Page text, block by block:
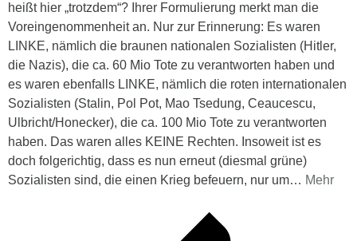
heißt hier „trotzdem“? Ihrer Formulierung merkt man die
Voreingenommenheit an. Nur zur Erinnerung: Es waren
LINKE, nämlich die braunen nationalen Sozialisten (Hitler,
die Nazis), die ca. 60 Mio Tote zu verantworten haben und
es waren ebenfalls LINKE, nämlich die roten internationalen
Sozialisten (Stalin, Pol Pot, Mao Tsedung, Ceaucescu,
Ulbricht/Honecker), die ca. 100 Mio Tote zu verantworten
haben. Das waren alles KEINE Rechten. Insoweit ist es
doch folgerichtig, dass es nun erneut (diesmal grüne)
Sozialisten sind, die einen Krieg befeuern, nur um… Mehr